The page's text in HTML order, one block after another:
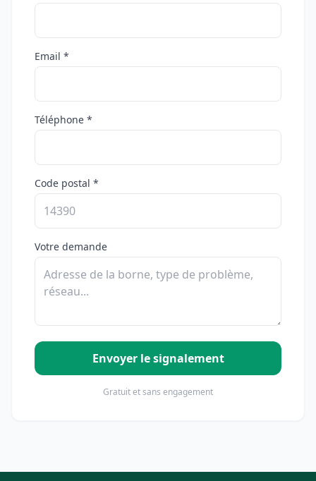
Email *
Téléphone *
Code postal *
Votre demande
Envoyer le signalement
Gratuit et sans engagement